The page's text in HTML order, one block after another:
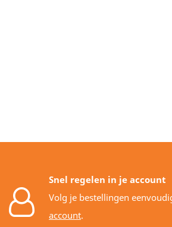
Snel regelen in je account
Volg je bestellingen
account.